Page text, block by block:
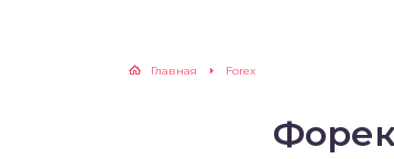
Главная Forex